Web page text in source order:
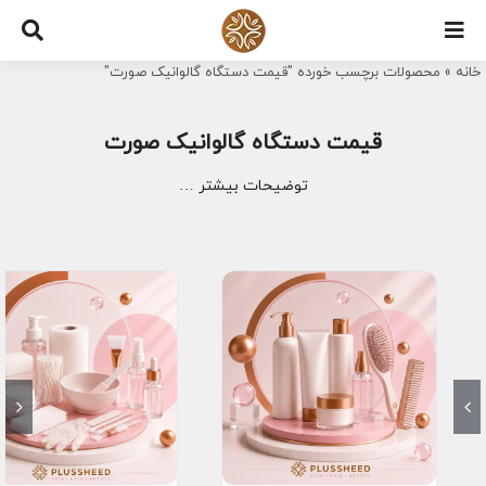
Skip
content
خانه » محصولات برچسب خورده "قیمت دستگاه گالوانیک صورت"
قیمت دستگاه گالوانیک صورت
توضیحات بیشتر …